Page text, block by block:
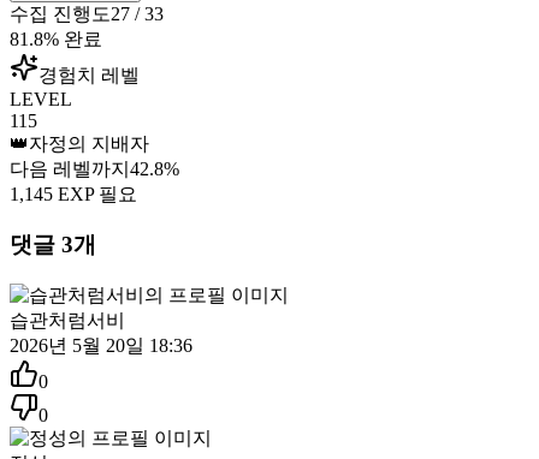
수집 진행도27 /33
81.8% 완료
경험치 레벨
LEVEL
115
👑자정의 지배자
다음 레벨까지 42.8%
1,145 EXP 필요
댓글 3개
습관처럼서비
2026년 5월 20일 18:36
0
0